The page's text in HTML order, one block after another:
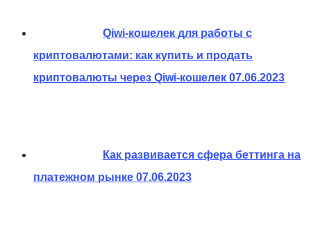
Qiwi-кошелек для работы с
криптовалютами: как купить и продать
криптовалюты через Qiwi-кошелек 07.06.2023
Как развивается сфера беттинга на
платежном рынке 07.06.2023